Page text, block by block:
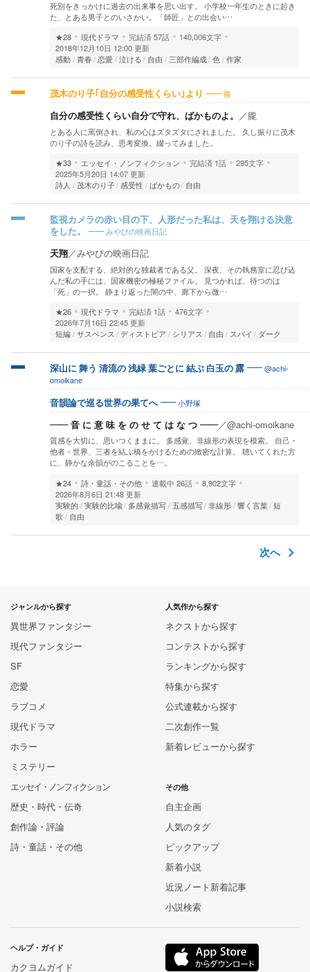
死別をきっかけに過去の出来事を思い出す。 小学校一年生のときに起き
た、とある男子とのいさかい。「師匠」との出会い…
★28
現代ドラマ 完結済57話
140,006文字
2018年12月10日 12:00 更新
感動 青春 恋愛 泣ける 自由 三部作編成 色 作家
茂木のり子｢自分の感受性くらい｣より 朧
自分の感受性くらい自分で守れ、ばかものよ。 ／朧
とある人に罵倒され、私の心はズタズタにされました。 久し振りに茂木
のり子の詩を読み、思考変換。綴ってみました。
★33
エッセイ・ノンフィクション 完結済 1話
295文字
2025年5月20日 14:07 更新
詩人
茂木のり子 感受性 ばかもの 自由
監視カメラの赤い目の下、人形だった私は、天を翔ける決意
をした。
みやびの映画日記
天翔／みやびの映画日記
国家を支配する、絶対的な独裁者である父。 深夜、その執務室に忍び込
んだ私の手には、国家機密の極秘ファイル。 見つかれば、待つのは
「死」の一択。 静まり返った闇の中、廊下から微…
★26
現代ドラマ 完結済 1話
476文字
2026年7月16日 22:45 更新
短編 サスペンス ディストピア シリアス 自由 スパイ ダーク
深山に 舞う 清流の 浅緑 葉ごとに 結ぶ 白玉の 露
@achi-
omoikane
音韻論で巡る世界の果てへ 小野塚
―― 音 に 意 味 を の せ て は な つ ――／@achi-omoikane
質感を大切に、思いつくままに。 多感覚、非線形の表現を模索。 自己・
他者・世界、三者を結ぶ橋をかけるための緻密な計算。 聴いてくれた方
に、静かな余韻がのこることを…。
★24
詩・童話・その他 連載中 26話
8,902文字
2026年8月6日 21:48 更新
実験的
実験的比喩 多感覚描写 五感描写 非線形 響く言葉 短
歌
自由
次へ
人気作から探す
ネクストから探す
コンテストから探す
ランキングから探す
特集から探す
公式連載から探す
二次創作一覧
新着レビューから探す
ジャンルから探す
異世界ファンタジー
現代ファンタジー
SF
恋愛
ラブコメ
現代ドラマ
ホラー
ミステリー
エッセイ・ノンフィクション
歴史・時代・伝奇
創作論・評論
詩・童話・その他
その他
自主企画
人気のタグ
ピックアップ
新着小説
近況ノート新着記事
小説検索
ヘルプ・ガイド
カクヨムガイド